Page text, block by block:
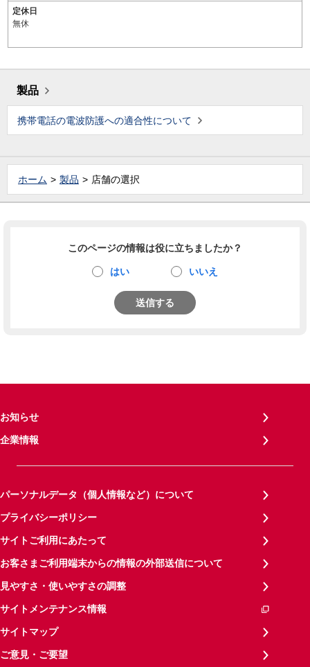
定休日
無休
製品
携帯電話の電波防護への適合性について
ホーム 製品 店舗の選択
このページの情報は役に立ちましたか？
はい いいえ
送信する
お知らせ
企業情報
パーソナルデータ（個人情報など）について
プライバシーポリシー
サイトご利用にあたって
お客さまご利用端末からの情報の外部送信について
見やすさ・使いやすさの調整
サイトメンテナンス情報
サイトマップ
ご意見・ご要望